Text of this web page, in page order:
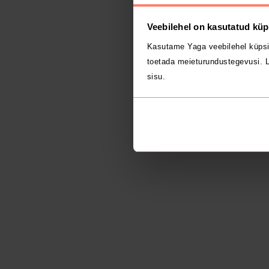
Veebilehel on kasutatud
Kasutame Yaga veebilehel
toetada meieturundustegevusi.
sisu.